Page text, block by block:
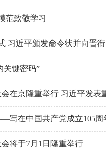
范致敬学习
习近平颁发命令状并向晋
关键密码”
在京隆重举行 习近平发表
写在中国共产党成立105周
将于7月1日隆重举行